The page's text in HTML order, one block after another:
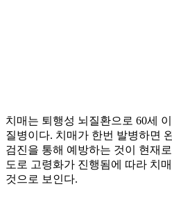
치매는 퇴행성 뇌질환으로 60세
질병이다. 치매가 한번 발병하면
검진을 통해 예방하는 것이 현재
도로 고령화가 진행됨에 따라 치
것으로 보인다.